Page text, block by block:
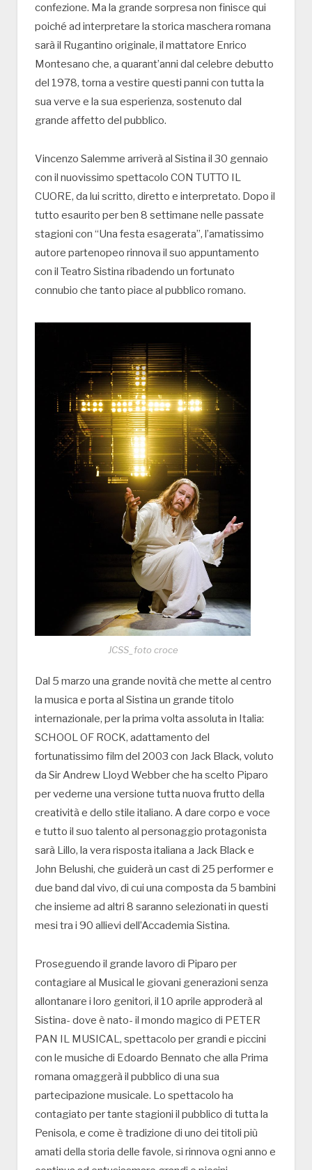
confezione. Ma la grande sorpresa non finisce qui
poiché ad interpretare la storica maschera romana
sarà il Rugantino originale, il mattatore Enrico
Montesano che, a quarant’anni dal celebre debutto
del 1978, torna a vestire questi panni con tutta la
sua verve e la sua esperienza, sostenuto dal
grande affetto del pubblico.
Vincenzo Salemme arriverà al Sistina il 30 gennaio
con il nuovissimo spettacolo CON TUTTO IL
CUORE, da lui scritto, diretto e interpretato. Dopo il
tutto esaurito per ben 8 settimane nelle passate
stagioni con “Una festa esagerata”, l’amatissimo
autore partenopeo rinnova il suo appuntamento
con il Teatro Sistina ribadendo un fortunato
connubio che tanto piace al pubblico romano.
JCSS_foto croce
Dal 5 marzo una grande novità che mette al centro
la musica e porta al Sistina un grande titolo
internazionale, per la prima volta assoluta in Italia:
SCHOOL OF ROCK, adattamento del
fortunatissimo film del 2003 con Jack Black, voluto
da Sir Andrew Lloyd Webber che ha scelto Piparo
per vederne una versione tutta nuova frutto della
creatività e dello stile italiano. A dare corpo e voce
e tutto il suo talento al personaggio protagonista
sarà Lillo, la vera risposta italiana a Jack Black e
John Belushi, che guiderà un cast di 25 performer e
due band dal vivo, di cui una composta da 5 bambini
che insieme ad altri 8 saranno selezionati in questi
mesi tra i 90 allievi dell’Accademia Sistina.
Proseguendo il grande lavoro di Piparo per
contagiare al Musical le giovani generazioni senza
allontanare i loro genitori, il 10 aprile approderà al
Sistina- dove è nato- il mondo magico di PETER
PAN IL MUSICAL, spettacolo per grandi e piccini
con le musiche di Edoardo Bennato che alla Prima
romana omaggerà il pubblico di una sua
partecipazione musicale. Lo spettacolo ha
contagiato per tante stagioni il pubblico di tutta la
Penisola, e come è tradizione di uno dei titoli più
amati della storia delle favole, si rinnova ogni anno e